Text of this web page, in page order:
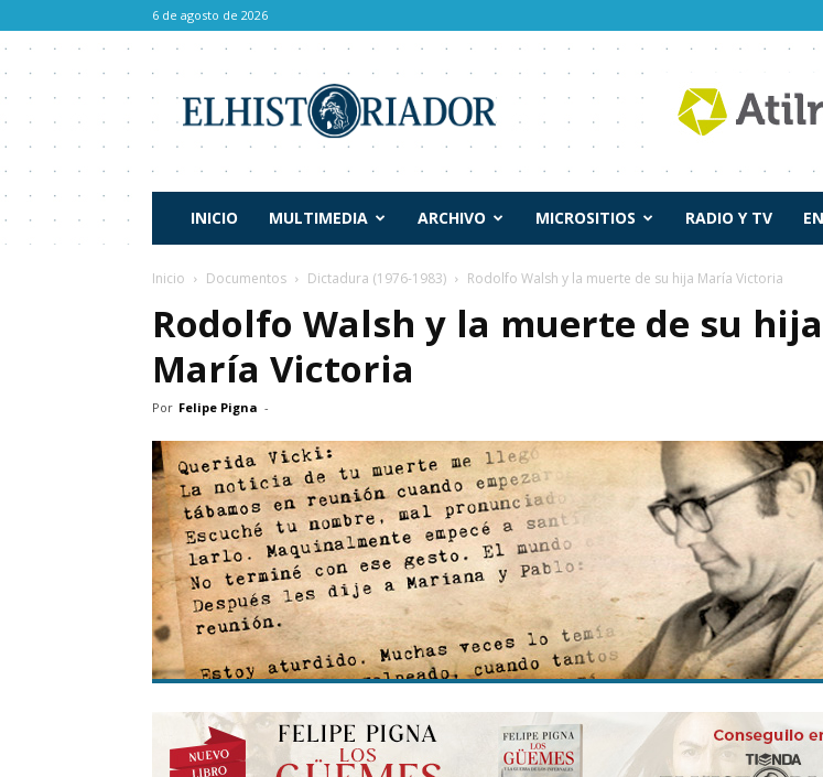
6 de agosto de 2026
Historiador
INICIO MULTIMEDIA ARCHIVO MICROSITIOS RADIO Y TV
Inicio Documentos Dictadura (1976-1983) Rodolfo Walsh y la muerte de su hija María Victoria
Rodolfo Walsh y la muerte de su hija
María Victoria
Por Felipe Pigna -